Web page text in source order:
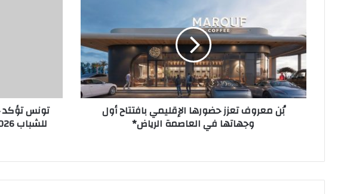
حضورها
الإقليمي
بافتتاح
أول
وجهاتها
في
العاصمةبُن معروف تعزز حضورها الإقليمي بافتتاح أول
وجهاتها في العاصمة الرياض*
2026..
والزارعي:
نسخة
دولية
تونس تؤكد